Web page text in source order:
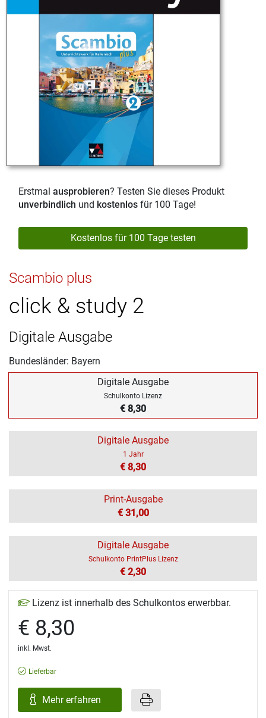
Erstmal ausprobieren? Testen Sie dieses Produkt
unverbindlich und kostenlos für 100 Tage!
Kostenlos für 100 Tage testen
Scambio plus
click & study 2
Digitale Ausgabe
Bundesländer: Bayern
Digitale Ausgabe
Schulkonto Lizenz
€ 8,30
Digitale Ausgabe
1 Jahr
€ 8,30
Print-Ausgabe
€ 31,00
Digitale Ausgabe
Schulkonto PrintPlus Lizenz
€ 2,30
Lizenz ist innerhalb des Schulkontos erwerbbar.
€ 8,30
inkl. Mwst.
Lieferbar
Mehr erfahren